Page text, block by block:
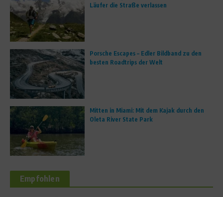
Läufer die Straße verlassen
Porsche Escapes – Edler Bildband zu den
besten Roadtrips der Welt
Mitten in Miami: Mit dem Kajak durch den
Oleta River State Park
Empfohlen